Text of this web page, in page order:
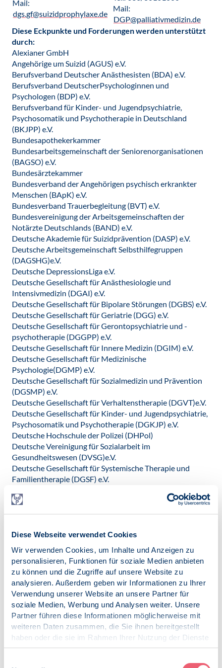
Diese Webseite verwendet Cookies
Wir verwenden Cookies, um Inhalte und Anzeigen zu
personalisieren, Funktionen für soziale Medien anbieten
zu können und die Zugriffe auf unsere Website zu
analysieren. Außerdem geben wir Informationen zu Ihrer
Verwendung unserer Website an unsere Partner für
soziale Medien, Werbung und Analysen weiter. Unsere
Partner führen diese Informationen möglicherweise mit
weiteren Daten zusammen, die Sie ihnen bereitgestellt
haben oder die sie im Rahmen Ihrer Nutzung der Dienste
gesammelt haben.
Mail:
dgs.gf@suizidprophylaxe.de
Mail:
DGP@palliativmedizin.de
Diese Eckpunkte und Forderungen werden unterstützt
durch:
Alexianer GmbH
Angehörige um Suizid (AGUS) e.V.
Berufsverband Deutscher Anästhesisten (BDA) e.V.
Berufsverband DeutscherPsychologinnen und
Psychologen (BDP) e.V.
Berufsverband für Kinder- und Jugendpsychiatrie,
Psychosomatik und Psychotherapie in Deutschland
(BKJPP) e.V.
Bundesapothekerkammer
Bundesarbeitsgemeinschaft der Seniorenorganisationen
(BAGSO) e.V.
Bundesärztekammer
Bundesverband der Angehörigen psychisch erkrankter
Menschen (BApK) e.V.
Bundesverband Trauerbegleitung (BVT) e.V.
Bundesvereinigung der Arbeitsgemeinschaften der
Notärzte Deutschlands (BAND) e.V.
Deutsche Akademie für Suizidprävention (DASP) e.V.
Deutsche Arbeitsgemeinschaft Selbsthilfegruppen
(DAGSHG)e.V.
Deutsche DepressionsLiga e.V.
Deutsche Gesellschaft für Anästhesiologie und
Intensivmedizin (DGAI) e.V.
Deutsche Gesellschaft für Bipolare Störungen (DGBS) e.V.
Deutsche Gesellschaft für Geriatrie (DGG) e.V.
Deutsche Gesellschaft für Gerontopsychiatrie und -
psychotherapie (DGGPP) e.V.
Deutsche Gesellschaft für Innere Medizin (DGIM) e.V.
Deutsche Gesellschaft für Medizinische
Psychologie(DGMP) e.V.
Deutsche Gesellschaft für Sozialmedizin und Prävention
(DGSMP) e.V.
Deutsche Gesellschaft für Verhaltenstherapie (DGVT)e.V.
Deutsche Gesellschaft für Kinder- und Jugendpsychiatrie,
Psychosomatik und Psychotherapie (DGKJP) e.V.
Deutsche Hochschule der Polizei (DHPol)
Deutsche Vereinigung für Sozialarbeit im
Gesundheitswesen (DVSG)e.V.
Deutsche Gesellschaft für Systemische Therapie und
Familientherapie (DGSF) e.V.
Deutscher Caritasverbande.V.
Deutscher Pflegerat (DPR) e.V.
Diakonie Deutschland - Evangelisches Werk für Diakonie
Evangelische Arbeitsgemeinschaft für Altenarbeit in der
EKD (EAfA)
Gesellschaft für Neuropsychologie (GNP) e.V.
Kassenärztliche Bundesvereinigung (KBV)
Malteser Hilfsdienst e.V.
Marienhaus Stiftung
Stiftung Deutsche Depressionshilfe
Zentrum für Qualität in der Pflege (ZQP)
Weitere Informationen:Offener Brief an die
Abgeordneten des Deutschen Bundestages vom 3.7.2023